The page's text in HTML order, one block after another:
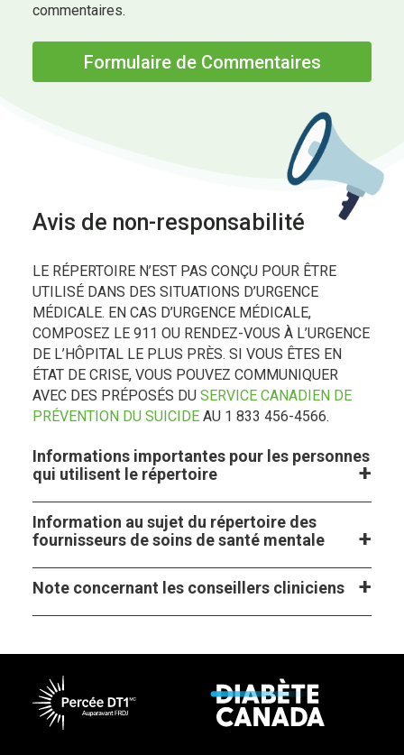
commentaires.
Formulaire de Commentaires
Avis de non-responsabilité
LE RÉPERTOIRE N’EST PAS CONÇU POUR ÊTRE
UTILISÉ DANS DES SITUATIONS D’URGENCE
MÉDICALE. EN CAS D’URGENCE MÉDICALE,
COMPOSEZ LE 911 OU RENDEZ-VOUS À L’URGENCE
DE L’HÔPITAL LE PLUS PRÈS. SI VOUS ÊTES EN
ÉTAT DE CRISE, VOUS POUVEZ COMMUNIQUER
AVEC DES PRÉPOSÉS DU SERVICE CANADIEN DE
PRÉVENTION DU SUICIDE AU 1 833 456-4566.
Informations importantes pour les personnes
qui utilisent le répertoire
Information au sujet du répertoire des
fournisseurs de soins de santé mentale
Note concernant les conseillers cliniciens